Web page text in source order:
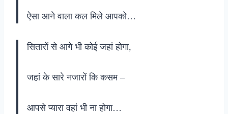
ऐसा आने वाला कल मिले आपको…
सितारों से आगे भी कोई जहां होगा,
जहां के सारे नजारों कि कसम –
आपसे प्यारा वहां भी ना होगा…